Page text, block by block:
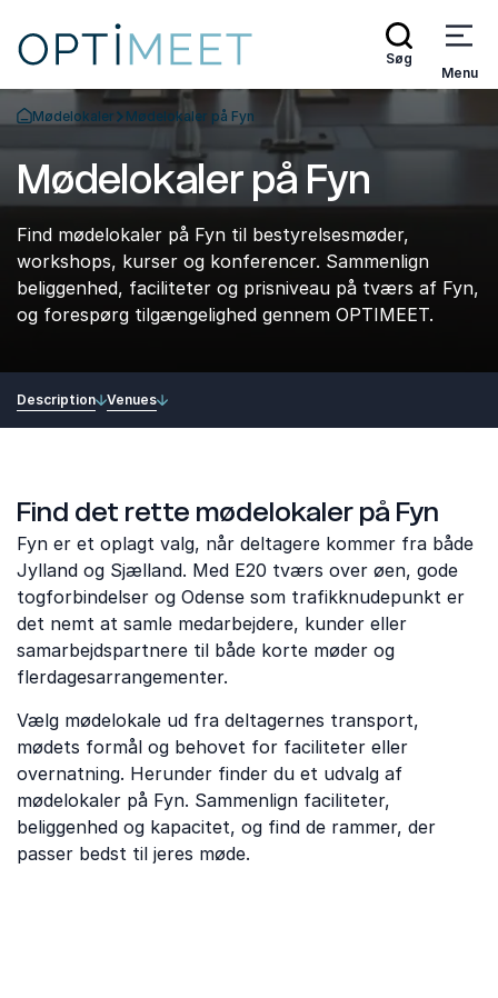
Søg
Menu
Tilbage til forsiden
Mødelokaler Mødelokaler på Fyn
Mødelokaler på Fyn
Find mødelokaler på Fyn til bestyrelsesmøder,
workshops, kurser og konferencer. Sammenlign
beliggenhed, faciliteter og prisniveau på tværs af Fyn,
og forespørg tilgængelighed gennem OPTIMEET.
Description Venues
Find det rette mødelokaler på Fyn
Fyn er et oplagt valg, når deltagere kommer fra både
Jylland og Sjælland. Med E20 tværs over øen, gode
togforbindelser og Odense som trafikknudepunkt er
det nemt at samle medarbejdere, kunder eller
samarbejdspartnere til både korte møder og
flerdagesarrangementer.
Vælg mødelokale ud fra deltagernes transport,
mødets formål og behovet for faciliteter eller
overnatning. Herunder finder du et udvalg af
mødelokaler på Fyn. Sammenlign faciliteter,
beliggenhed og kapacitet, og find de rammer, der
passer bedst til jeres møde.